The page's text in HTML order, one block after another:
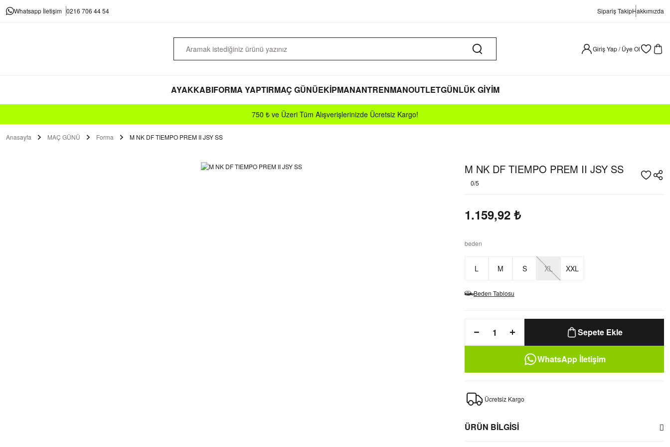
Whatsapp İletişim 0216 706 44 54 Sipariş TakipHakkımızda
Giriş Yap / Üye Ol
AYAKKABIFORMA YAPTIRMAÇ GÜNÜEKİPMANANTRENMANOUTLETGÜNLÜK GİYİM
750 ₺ ve Üzeri Tüm Alışverişlerinizde Ücretsiz Kargo!
Anasayfa MAÇ GÜNÜ Forma M NK DF TIEMPO PREM II JSY SS
M NK DF TIEMPO PREM II JSY SS
0/5
1.159,92 ₺
beden
L M S XL XXL
Beden Tablosu
Sepete Ekle
WhatsApp İletişim
Ücretsiz Kargo
ÜRÜN BİLGİSİ